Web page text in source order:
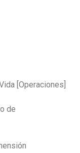
[Operaciones]
de